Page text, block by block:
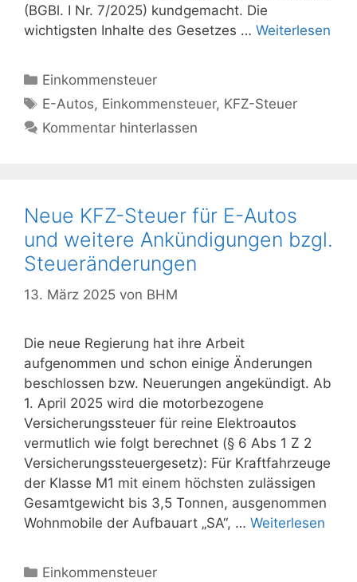
(BGBl. I Nr. 7/2025) kundgemacht. Die
wichtigsten Inhalte des Gesetzes … Weiterlesen
Kategorien
Einkommensteuer
Schlagwörter
E-Autos, Einkommensteuer, KFZ-Steuer
Kommentar hinterlassen
Neue KFZ-Steuer für E-Autos
und weitere Ankündigungen bzgl.
Steueränderungen
13. März 2025 von BHM
Die neue Regierung hat ihre Arbeit
aufgenommen und schon einige Änderungen
beschlossen bzw. Neuerungen angekündigt. Ab
1. April 2025 wird die motorbezogene
Versicherungssteuer für reine Elektroautos
vermutlich wie folgt berechnet (§ 6 Abs 1 Z 2
Versicherungssteuergesetz): Für Kraftfahrzeuge
der Klasse M1 mit einem höchsten zulässigen
Gesamtgewicht bis 3,5 Tonnen, ausgenommen
Wohnmobile der Aufbauart „SA“, … Weiterlesen
Kategorien
Einkommensteuer